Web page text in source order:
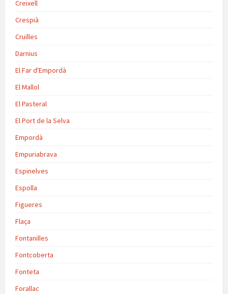
Creixell
Crespià
Cruïlles
Darnius
El Far d'Empordà
El Mallol
El Pasteral
El Port de la Selva
Empordà
Empuriabrava
Espinelves
Espolla
Figueres
Flaça
Fontanilles
Fontcoberta
Fonteta
Forallac